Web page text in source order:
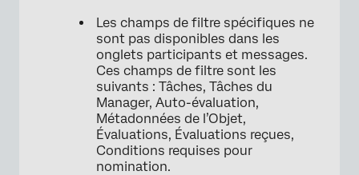
Les champs de filtre spécifiques ne
sont pas disponibles dans les
onglets participants et messages.
Ces champs de filtre sont les
suivants : Tâches, Tâches du
Manager, Auto-évaluation,
Métadonnées de l’Objet,
Évaluations, Évaluations reçues,
Conditions requises pour
nomination.